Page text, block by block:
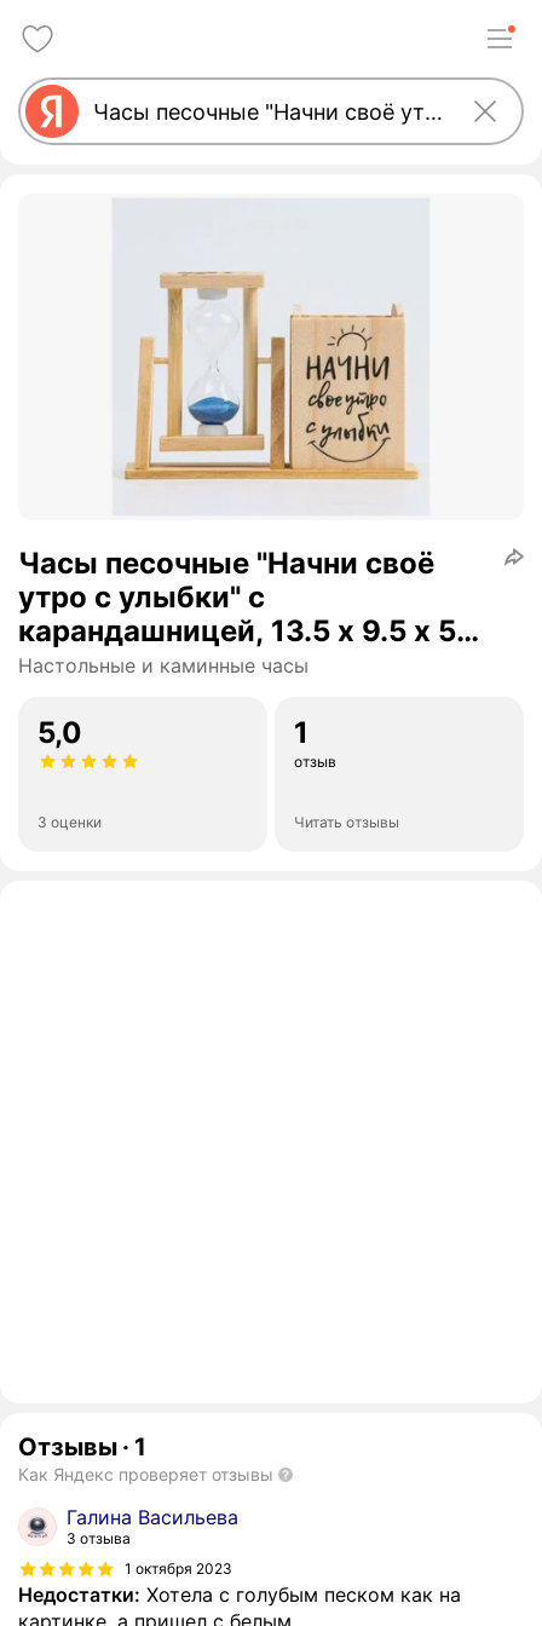
Часы песочные "Начни своё
утро с улыбки" с
карандашницей, 13.5 х 9.5 х 5
см, микс
Настольные и каминные часы
5,0
3 оценки
1
отзыв
Читать отзывы
Отзывы · 1
Как Яндекс проверяет отзывы
Галина Васильева
3 отзыва
1 октября 2023
Недостатки: Хотела с голубым песком как на